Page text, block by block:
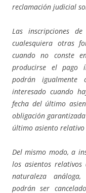
reclamación judicial
Las inscripciones
cualesquiera otras
cuando no conste
producirse el pago
podrán igualmente
interesado cuando
fecha del último
obligación
último asiento
Del mismo modo, a
los asientos relativos
naturaleza
podrán ser